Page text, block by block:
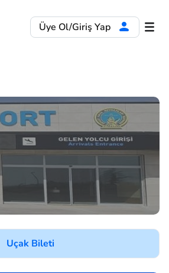
Üye Ol/Giriş Yap
Uçak Bileti